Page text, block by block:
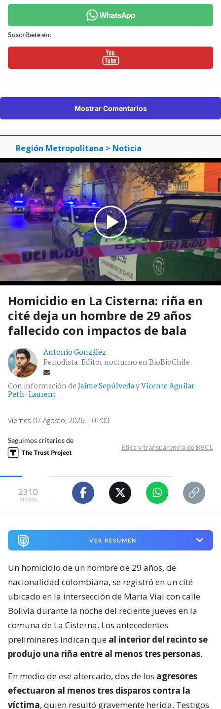
Suscríbete en:
Mostrar Comentarios
Región Metropolitana > Noticia
Homicidio en La Cisterna: riña en
cité deja un hombre de 29 años
fallecido con impactos de bala
Antonio González
Periodista. Editor nocturno en BioBioChile.
Con información deJaime SepúlvedayVicente Aguilar
Petit-Laurent
Viernes 07 Agosto, 2026 | 01:00
Seguimos criterios de
Ética y transparencia de BBCL
2310
visitas
VER RESUMEN
Un homicidio de un hombre de 29 años, de
nacionalidad colombiana, se registró en un cité
ubicado en la intersección de María Vial con calle
Bolivia durante la noche del reciente jueves en la
comuna de La Cisterna. Los antecedentes
preliminares indican que al interior del recinto se
produjo una riña entre al menos tres personas.
En medio de ese altercado, dos de los agresores
efectuaron al menos tres disparos contra la
víctima, quien resultó gravemente herida. Testigos